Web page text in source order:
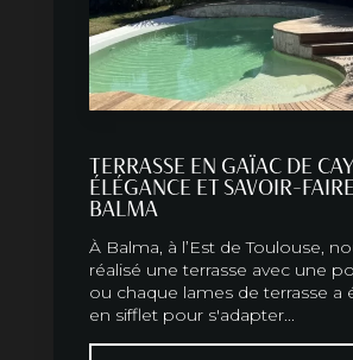
TERRASSE EN GAÏAC DE
ÉLÉGANCE ET SAVOIR-
BALMA
À Balma, à l’Est de Toulouse,
réalisé une terrasse avec une
ou chaque lames de terrasse a
en sifflet pour s'adapter...